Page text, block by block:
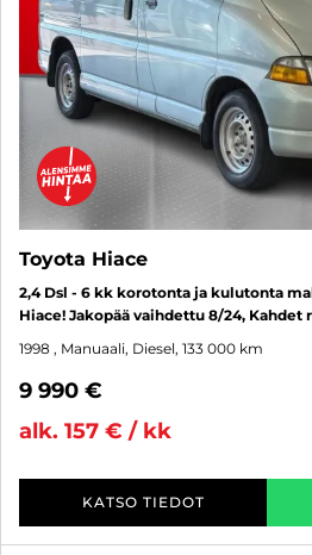
Toyota Hiace
2,4 Dsl - 6 kk korotonta ja kulutonta
Hiace! Jakopää vaihdettu 8/24, Kahdet
1998 , Manuaali, Diesel, 133 000 km
9 990 €
alk. 157 € / kk
KATSO TIEDOT